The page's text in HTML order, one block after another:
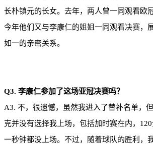
长朴镇元的长女。去年，两人曾一同观看欧
今年他们又与李康仁的姐姐一同观看决赛，
如一的亲密关系。
Q3. 李康仁参加了这场亚冠决赛吗？
A3. 不，很遗憾，虽然我进入了替补名单，
克并没有选择我上场，包括加时赛在内，
一秒钟都没上场。不过，随着球队的胜利，